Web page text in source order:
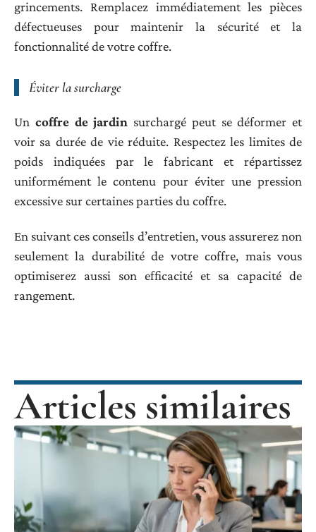
grincements. Remplacez immédiatement les pièces
défectueuses pour maintenir la sécurité et la
fonctionnalité de votre coffre.
Éviter la surcharge
Un coffre de jardin surchargé peut se déformer et
voir sa durée de vie réduite. Respectez les limites de
poids indiquées par le fabricant et répartissez
uniformément le contenu pour éviter une pression
excessive sur certaines parties du coffre.
En suivant ces conseils d’entretien, vous assurerez non
seulement la durabilité de votre coffre, mais vous
optimiserez aussi son efficacité et sa capacité de
rangement.
Articles similaires